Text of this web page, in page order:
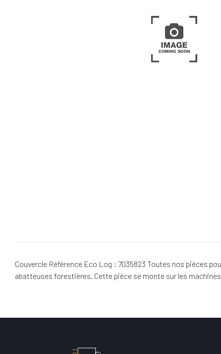
Couvercle Référence Eco Log : 7035823 Toutes nos pièces
abatteuses forestières. Cette pièce se monte sur les